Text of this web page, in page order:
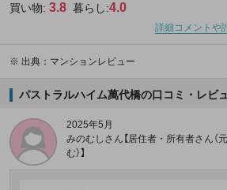
買い物: 3.8 暮らし:4.0
詳細コメントや
※ 出典：マンションレビュー
パストラルハイム萬代橋の口コミ・レビ
2025年5月
みのむしさん【居住者・所有者さん（
む）】